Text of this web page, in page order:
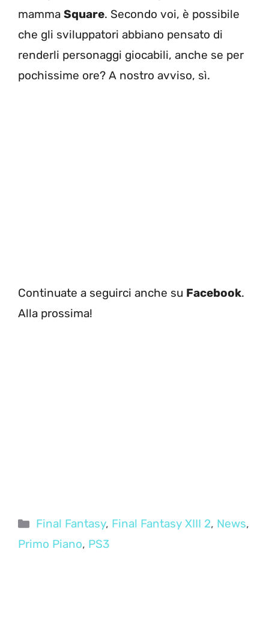
mamma Square. Secondo voi, è possibile
che gli sviluppatori abbiano pensato di
renderli personaggi giocabili, anche se per
pochissime ore? A nostro avviso, sì.
Continuate a seguirci anche su Facebook.
Alla prossima!
Categorie
Final Fantasy, Final Fantasy XIII 2, News,
Primo Piano, PS3